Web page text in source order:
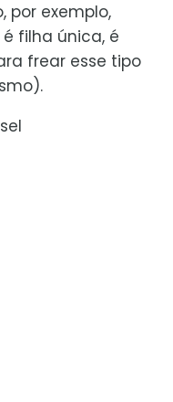
por exemplo,
filha única, é
frear esse tipo